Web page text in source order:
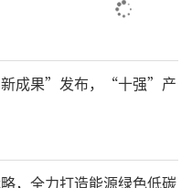
新成果”发布，“十强”产
，全力打造能源绿色低碳